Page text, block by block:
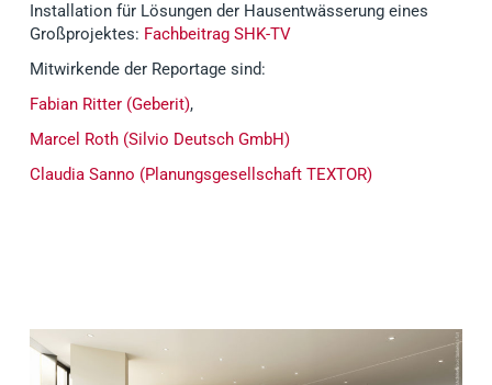
Installation für Lösungen der Hausentwässerung eines
Großprojektes: Fachbeitrag SHK-TV
Mitwirkende der Reportage sind:
Fabian Ritter (Geberit),
Marcel Roth (Silvio Deutsch GmbH)
Claudia Sanno (Planungsgesellschaft TEXTOR)